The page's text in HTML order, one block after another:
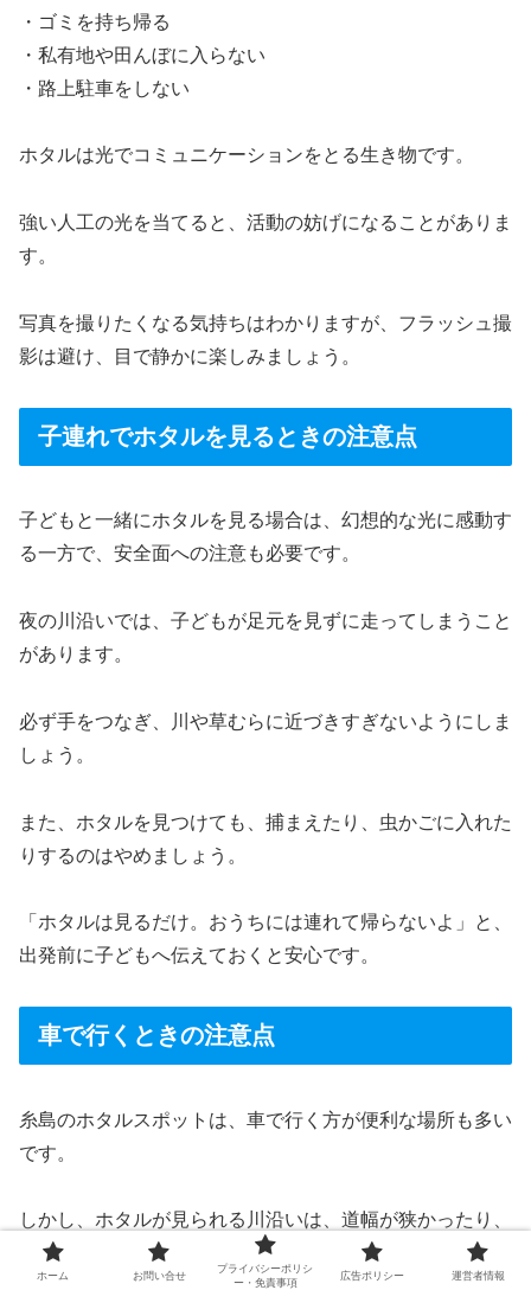
・ゴミを持ち帰る
・私有地や田んぼに入らない
・路上駐車をしない
ホタルは光でコミュニケーションをとる生き物です。
強い人工の光を当てると、活動の妨げになることがありま
す。
写真を撮りたくなる気持ちはわかりますが、フラッシュ撮
影は避け、目で静かに楽しみましょう。
子連れでホタルを見るときの注意点
子どもと一緒にホタルを見る場合は、幻想的な光に感動す
る一方で、安全面への注意も必要です。
夜の川沿いでは、子どもが足元を見ずに走ってしまうこと
があります。
必ず手をつなぎ、川や草むらに近づきすぎないようにしま
しょう。
また、ホタルを見つけても、捕まえたり、虫かごに入れた
りするのはやめましょう。
「ホタルは見るだけ。おうちには連れて帰らないよ」と、
出発前に子どもへ伝えておくと安心です。
車で行くときの注意点
糸島のホタルスポットは、車で行く方が便利な場所も多い
です。
しかし、ホタルが見られる川沿いは、道幅が狭かったり、
住宅地や農地に近かったりすることがあります。
ホーム お問い合せ
プライバシーポリシ
ー・免責事項
広告ポリシー 運営者情報